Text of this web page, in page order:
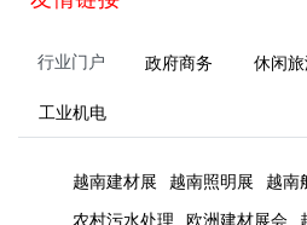
行业门户 政府商务 休闲
工业机电
越南建材展 越南照明展 越南
农村污水处理
欧洲建材展会